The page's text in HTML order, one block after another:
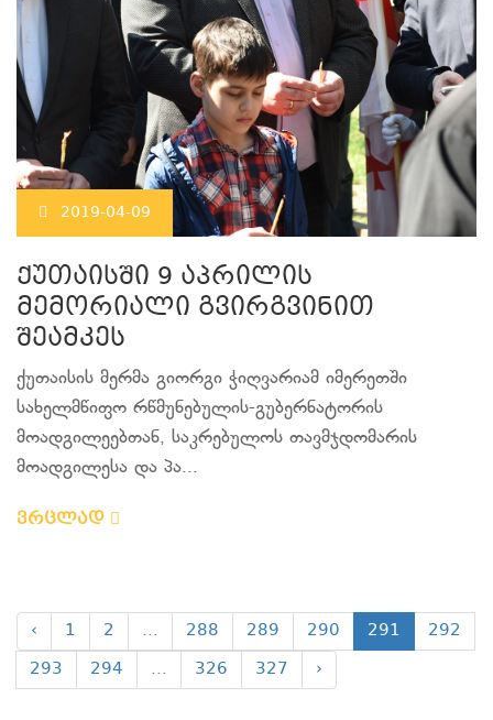
2019-04-09
ქუთაისში 9 აპრილის
მემორიალი გვირგვინით
შეამკეს
ქუთაისის მერმა გიორგი ჭიღვარიამ იმერეთში
სახელმწიფო რწმუნებულის-გუბერნატორის
მოადგილეებთან, საკრებულოს თავმჯდომარის
მოადგილესა და პა...
ვრცლად
‹ 1 2 ... 288 289 290 291
292
293
294 ... 326 327 ›